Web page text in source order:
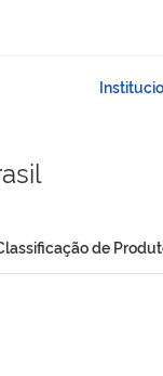
de